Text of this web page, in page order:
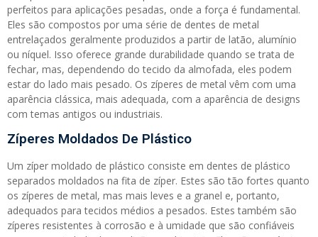
perfeitos para aplicações pesadas, onde a força é fundamental.
Eles são compostos por uma série de dentes de metal
entrelaçados geralmente produzidos a partir de latão, alumínio
ou níquel. Isso oferece grande durabilidade quando se trata de
fechar, mas, dependendo do tecido da almofada, eles podem
estar do lado mais pesado. Os zíperes de metal vêm com uma
aparência clássica, mais adequada, com a aparência de designs
com temas antigos ou industriais.
Zíperes Moldados De Plástico
Um zíper moldado de plástico consiste em dentes de plástico
separados moldados na fita de zíper. Estes são tão fortes quanto
os zíperes de metal, mas mais leves e a granel e, portanto,
adequados para tecidos médios a pesados. Estes também são
zíperes resistentes à corrosão e à umidade que são confiáveis ​​